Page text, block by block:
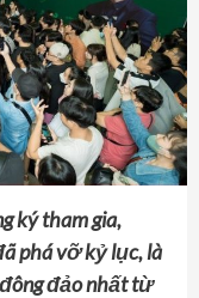
ký tham gia,
phá vỡ kỷ lục, là
đảo nhất từ